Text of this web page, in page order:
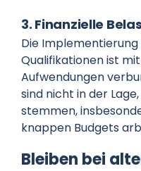
3. Finanzielle
Die
Qualifikationen ist
Aufwendungen
sind nicht in der
stemmen,
knappen Budgets
Bleiben bei